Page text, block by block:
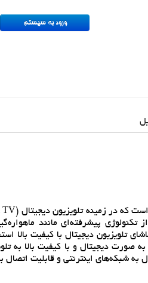
صورت ديجيتال و با کيفيت بالا به
به شبکه‌هاي اينترنتي و قابليت اتصال